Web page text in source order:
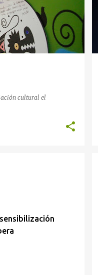
cultural el